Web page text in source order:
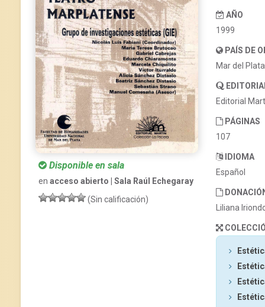
Disponible en sala
en acceso abierto | Sala Raúl Echegaray
(Sin calificación)
AÑO
1999
PAÍS DE
Mar del
Editorial
PÁGINAS
107
IDIOMA
Español
Liliana